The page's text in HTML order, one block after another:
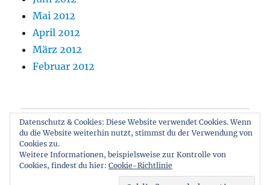
Mai 2012
April 2012
März 2012
Februar 2012
Blog
Über Mich & Kontakt
Datenschutz & Cookies: Diese Website verwendet Cookies. Wenn
du die Website weiterhin nutzt, stimmst du der Verwendung von
Cookies zu.
Weitere Informationen, beispielsweise zur Kontrolle von
Cookies, findest du hier: Cookie-Richtlinie